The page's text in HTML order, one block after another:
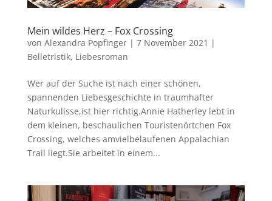
Mein wildes Herz – Fox Crossing
von Alexandra Popfinger| 7 November 2021 |
Belletristik, Liebesroman
Wer auf der Suche ist nach einer schönen,
spannenden Liebesgeschichte in traumhafter
Naturkulisse,ist hier richtig.Annie Hatherley lebt in
dem kleinen, beschaulichen Touristenörtchen Fox
Crossing, welches amvielbelaufenen Appalachian
Trail liegt.Sie arbeitet in einem...